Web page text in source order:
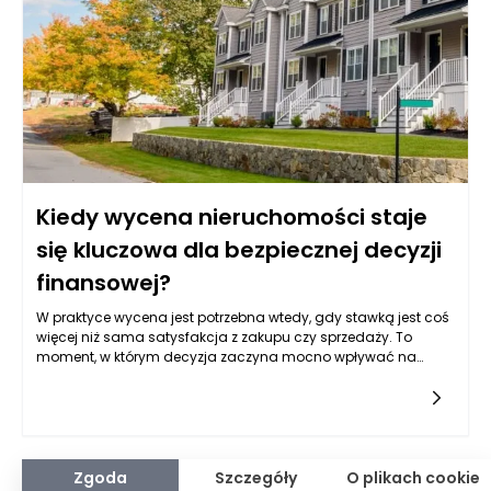
ekosystemów.
Kiedy wycena nieruchomości staje
się kluczowa dla bezpiecznej decyzji
finansowej?
W praktyce wycena jest potrzebna wtedy, gdy stawką jest coś
więcej niż sama satysfakcja z zakupu czy sprzedaży. To
moment, w którym decyzja zaczyna mocno wpływać na
finansową albo bezpieczeństwo majątku. Wycena działa jak
standard, lokalizację, ryzyka techniczne i uwarunkowania
prawne. Dzięki temu łatwiej uniknąć scenariusza, w którym
Zgoda Szczegóły O plikach cookie